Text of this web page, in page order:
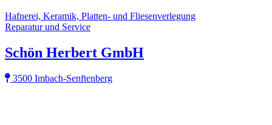
Hafnerei, Keramik, Platten- und Fliesenverlegung
Reparatur und Service
Schön Herbert GmbH
3500 Imbach-Senftenberg